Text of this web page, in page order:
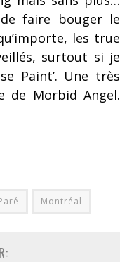
faire bouger le
les true
surtout si je
Paint’. Une très
de Morbid Angel.
Montréal